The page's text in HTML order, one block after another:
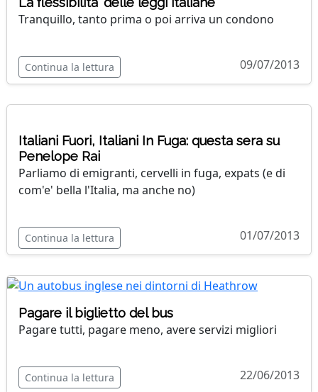
Tranquillo, tanto prima o poi arriva un condono
Continua la lettura 09/07/2013
Italiani Fuori, Italiani In Fuga: questa sera su
Penelope Rai
Parliamo di emigranti, cervelli in fuga, expats (e di
com'e' bella l'Italia, ma anche no)
Continua la lettura 01/07/2013
Pagare il biglietto del bus
Pagare tutti, pagare meno, avere servizi migliori
Continua la lettura 22/06/2013